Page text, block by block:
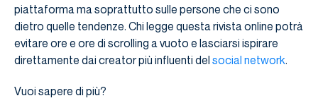
piattaforma ma soprattutto sulle persone che ci sono
dietro quelle tendenze. Chi legge questa rivista online potrà
evitare ore e ore di scrolling a vuoto e lasciarsi ispirare
direttamente dai creator più influenti del social network.
Vuoi sapere di più?